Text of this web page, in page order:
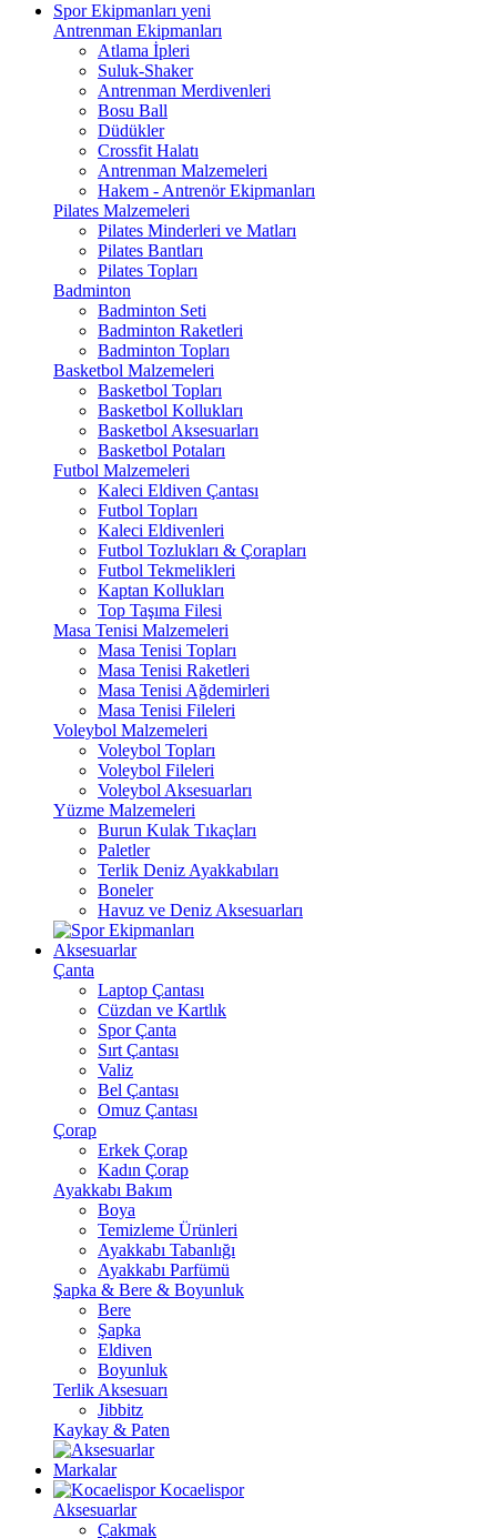
Spor Ekipmanları yeni
Antrenman Ekipmanları
Atlama İpleri
Suluk-Shaker
Antrenman Merdivenleri
Bosu Ball
Düdükler
Crossfit Halatı
Antrenman Malzemeleri
Hakem - Antrenör Ekipmanları
Pilates Malzemeleri
Pilates Minderleri ve Matları
Pilates Bantları
Pilates Topları
Badminton
Badminton Seti
Badminton Raketleri
Badminton Topları
Basketbol Malzemeleri
Basketbol Topları
Basketbol Kollukları
Basketbol Aksesuarları
Basketbol Potaları
Futbol Malzemeleri
Kaleci Eldiven Çantası
Futbol Topları
Kaleci Eldivenleri
Futbol Tozlukları & Çorapları
Futbol Tekmelikleri
Kaptan Kollukları
Top Taşıma Filesi
Masa Tenisi Malzemeleri
Masa Tenisi Topları
Masa Tenisi Raketleri
Masa Tenisi Ağdemirleri
Masa Tenisi Fileleri
Voleybol Malzemeleri
Voleybol Topları
Voleybol Fileleri
Voleybol Aksesuarları
Yüzme Malzemeleri
Burun Kulak Tıkaçları
Paletler
Terlik Deniz Ayakkabıları
Boneler
Havuz ve Deniz Aksesuarları
Aksesuarlar
Çanta
Laptop Çantası
Cüzdan ve Kartlık
Spor Çanta
Sırt Çantası
Valiz
Bel Çantası
Omuz Çantası
Çorap
Erkek Çorap
Kadın Çorap
Ayakkabı Bakım
Boya
Temizleme Ürünleri
Ayakkabı Tabanlığı
Ayakkabı Parfümü
Şapka & Bere & Boyunluk
Bere
Şapka
Eldiven
Boyunluk
Terlik Aksesuarı
Jibbitz
Kaykay & Paten
Markalar
Kocaelispor
Aksesuarlar
Çakmak